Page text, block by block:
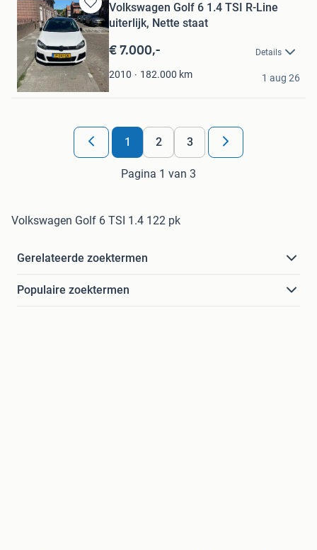
Bewaren
in
Mijn
Favorieten
Volkswagen Golf 6 1.4 TSI R-Line
uiterlijk, Nette staat
€ 7.000,- Details
2010 182.000 km
Mertens
Tilburg
1 aug 26
1 2 3
Pagina 1 van 3
Volkswagen Golf 6 TSI 1.4 122 pk
Gerelateerde zoektermen
Populaire zoektermen